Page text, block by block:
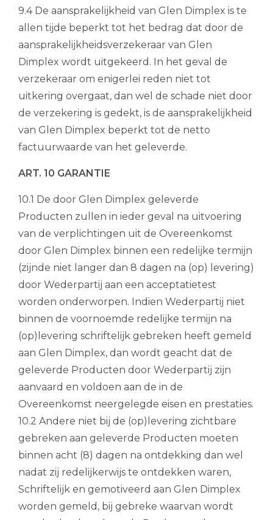
9.4 De aansprakelijkheid van Glen Dimplex is te
allen tijde beperkt tot het bedrag dat door de
aansprakelijkheidsverzekeraar van Glen
Dimplex wordt uitgekeerd. In het geval de
verzekeraar om enigerlei reden niet tot
uitkering overgaat, dan wel de schade niet door
de verzekering is gedekt, is de aansprakelijkheid
van Glen Dimplex beperkt tot de netto
factuurwaarde van het geleverde.
ART. 10 GARANTIE
10.1 De door Glen Dimplex geleverde
Producten zullen in ieder geval na uitvoering
van de verplichtingen uit de Overeenkomst
door Glen Dimplex binnen een redelijke termijn
(zijnde niet langer dan 8 dagen na (op) levering)
door Wederpartij aan een acceptatietest
worden onderworpen. Indien Wederpartij niet
binnen de voornoemde redelijke termijn na
(op)levering schriftelijk gebreken heeft gemeld
aan Glen Dimplex, dan wordt geacht dat de
geleverde Producten door Wederpartij zijn
aanvaard en voldoen aan de in de
Overeenkomst neergelegde eisen en prestaties.
10.2 Andere niet bij de (op)levering zichtbare
gebreken aan geleverde Producten moeten
binnen acht (8) dagen na ontdekking dan wel
nadat zij redelijkerwijs te ontdekken waren,
Schriftelijk en gemotiveerd aan Glen Dimplex
worden gemeld, bij gebreke waarvan wordt